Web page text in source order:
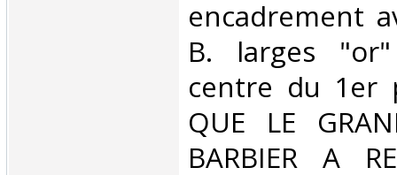
encadrement
B. larges
centre du 1er
QUE LE
BARBIER A